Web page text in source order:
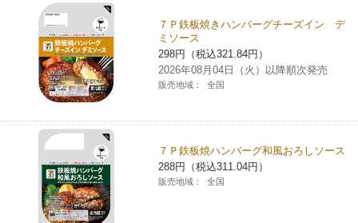
ファクス
チケット
スポーツ振興くじ
行政サービス
ご利用可能なお支払い方法
各種料金のお支払い
レジでApple Accountにチャージ
オンラインフォトサービス
イープラス
CNプレイガイド
セブンネットショッピング
沿革
国内店舗数
セブン‐イレブンの海外事業
データで見るセブン‐イレブン
GREEN CHALLENGE 2050
4VISIONS
サステナビリティレポート
報告書ライブラリー
お問い合わせ
Language
English (Corporate)
English (Services)
中文[繁體字](服務)
简体中文(服务)
한국어(서비스)
ภาษาไทย(บริการ)
７Ｐ鉄板焼きハンバーグチーズイン デ
ミソース
298円（税込321.84円）
2026年08月04日（火）以降順次発売
販売地域： 全国
７Ｐ鉄板焼ハンバーグ和風おろしソース
288円（税込311.04円）
販売地域： 全国